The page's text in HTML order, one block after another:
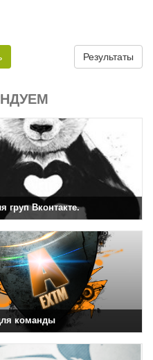
Результаты
груп Вконтакте.
команды